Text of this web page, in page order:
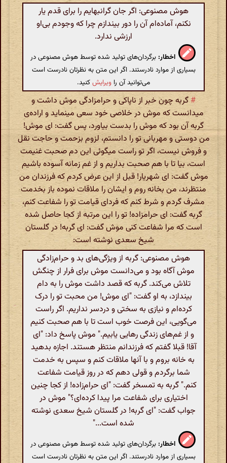
هوش مصنوعی: اگر جان گرانبهایم را برای قدم یار
نکنم، آماده‌ام آن را دور بیندازم چرا که وجودم بی‌او
ارزشی ندارد.
اخطار: برگردان‌های تولید شده توسط هوش مصنوعی در
بسیاری از موارد نادرستند. اگر این متن به نظرتان نادرست است
می‌توانید آن را ویرایشکنید.
# گربه چون خبر از ناپاکى و حرامزادگى موش داشت و
میدانست که موش در خلاصى خود سعى مینماید و اراده‌ى
گربه آن بود که موش را بدست بیاورد، پس گفت: اى موش!
من دوستى و مهربانى تو را دانستم، لزوم بزحمت و حاجت نقل
و فروش نیست، اگر تو راست میگوئى این دم صحبت غنیمت
است، بیا تا با هم صحبت بداریم و از غم زمانه آسوده باشیم‌
موش گفت: اى شهریار! قبل از این عرض کردم که فرزندان من
منتظرند، من بخانه روم و ایشان را ملاقات نموده باز بخدمت
مشرف گردم و شرط کنم که فرداى قیامت تو را شفاعت کنم،
گربه گفت: اى حرامزاده! تو را این مرتبه از کجا حاصل شده
است که مرا شفاعت کنى موش گفت: اى گربه! در گلستان
شیخ سعدى نوشته است:
هوش مصنوعی: گربه از ویژگی‌های بد و حرام‌زادگی
موش آگاه بود و می‌دانست موش برای فرار از چنگش
تلاش می‌کند. گربه که قصد داشت موش را به دام
بیندازد، به او گفت: "ای موش! من محبت تو را درک
کرده‌ام و نیازی به سختی و دردسر نداریم. اگر راست
می‌گویی، این فرصت خوب است تا با هم صحبت کنیم
و از غم‌های زندگی رهایی یابیم." موش پاسخ داد: "ای
آقا! قبلا گفتم که فرزندانم منتظر هستند. اجازه بدهید
به خانه بروم و با آنها ملاقات کنم و سپس به خدمت
شما برگردم و قولی دهم که در روز قیامت شفاعت
کنم." گربه به تمسخر گفت: "ای حرام‌زاده! از کجا چنین
اختیاری برای شفاعت مرا پیدا کرده‌ای؟" موش در
جواب گفت: "ای گربه! در گلستان شیخ سعدی نوشته
شده است..."
اخطار: برگردان‌های تولید شده توسط هوش مصنوعی در
بسیاری از موارد نادرستند. اگر این متن به نظرتان نادرست است